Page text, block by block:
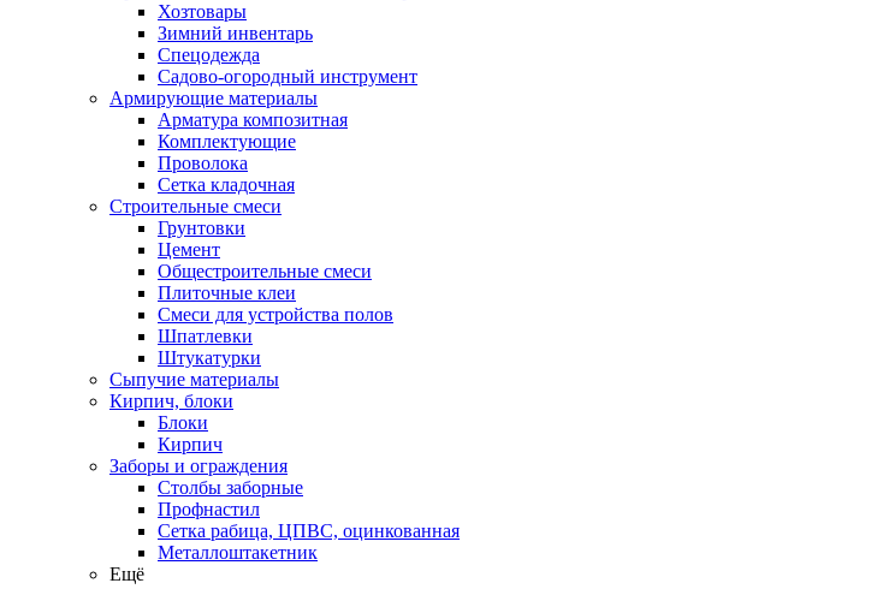
Хозтовары
Зимний инвентарь
Спецодежда
Садово-огородный инструмент
Армирующие материалы
Арматура композитная
Комплектующие
Проволока
Сетка кладочная
Строительные смеси
Грунтовки
Цемент
Общестроительные смеси
Плиточные клеи
Смеси для устройства полов
Шпатлевки
Штукатурки
Сыпучие материалы
Кирпич, блоки
Блоки
Кирпич
Заборы и ограждения
Столбы заборные
Профнастил
Сетка рабица, ЦПВС, оцинкованная
Металлоштакетник
Ещё